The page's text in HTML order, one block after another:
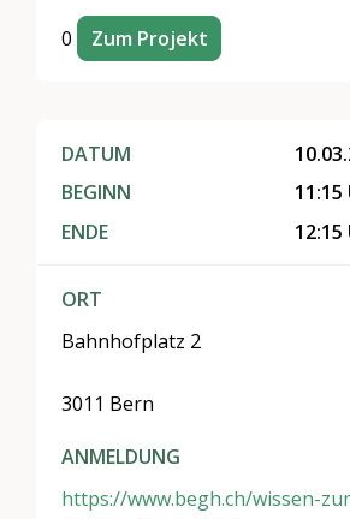
0 Zum Projekt
DATUM
BEGINN
ENDE
11:15
12:15
ORT
Bahnhofplatz 2
3011 Bern
ANMELDUNG
https://www.begh.ch/wissen-